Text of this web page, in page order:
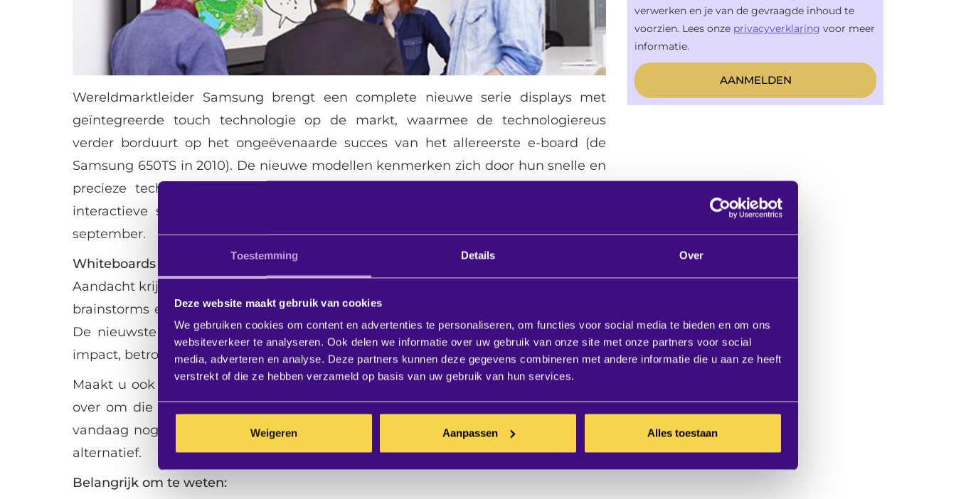
Toestemming Details Over
Deze website maakt gebruik van cookies
We gebruiken cookies om content en advertenties te personaliseren, om functies voor social media te bieden en om ons
websiteverkeer te analyseren. Ook delen we informatie over uw gebruik van onze site met onze partners voor social
media, adverteren en analyse. Deze partners kunnen deze gegevens combineren met andere informatie die u aan ze heeft
verstrekt of die ze hebben verzameld op basis van uw gebruik van hun services.
Weigeren Aanpassen Alles toestaan
Wereldmarktleider Samsung brengt een complete nieuwe serie displays met
geïntegreerde touch technologie op de markt, waarmee de technologiereus
verder borduurt op het ongeëvenaarde succes van het allereerste e-board (de
Samsung 650TS in 2010). De nieuwe modellen kenmerken zich door hun snelle en
precieze technologie, onboard computer (SoC), pre-configured en easy-to-use
interactieve software en goede prijsstelling. De displays zijn leverbaar vanaf 1
september.
Whiteboards en flip-overs zijn passé
Aandacht krijgen. Aandacht vasthouden. Dat valt niet altijd mee. Zeker niet tijdens
brainstorms en lessen. Gelukkig is de moderne technologie klaar om u te helpen.
De nieuwste generatie Samsung integrated touch displays stimuleert interactie,
impact, betrokkenheid… en aandacht! Dankzij Samsung is iedereen connected.
Maakt u ook (nog) steeds foto’s van de aantekeningen op het whiteboard of flip-
over om die vervolgens via Whatsapp te delen? Met alle risico’s van dien? Stop
vandaag nog! Doe uw whiteboards en flip-overs gerust weg. Er is een veel beter
alternatief.
Belangrijk om te weten:
verwerken en je van de gevraagde inhoud te
voorzien. Lees onze privacyverklaring voor meer
informatie.